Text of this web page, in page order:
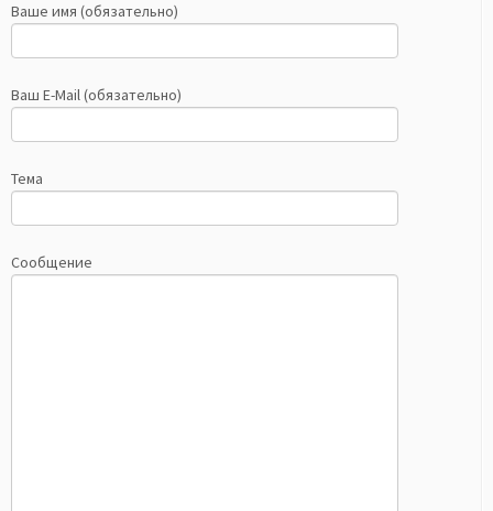
Ваше имя (обязательно)
Ваш E-Mail (обязательно)
Тема
Сообщение